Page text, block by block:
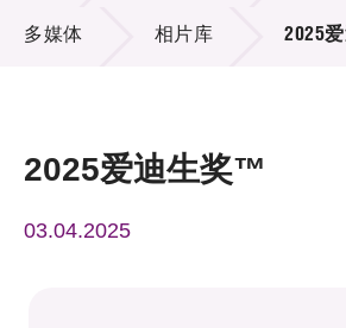
项目及资助计划
活动及消息
多媒体 相片库 2025
2025爱迪生奖™
03.04.2025